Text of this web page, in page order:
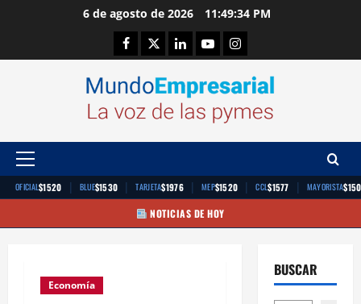
6 de agosto de 2026 11:49:35 PM
Facebook
TwitterLinkedinYoutubeInstagram
Menú
principal
OFICIAL$1520 | BLUE$1530 | TARJETA$1976 | MEP$1520 | CCL$1577 | MAYORISTA
NOTICIAS DE HOY
Economía
BUSCAR